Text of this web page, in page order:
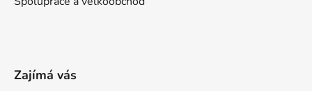
Zajímá vás